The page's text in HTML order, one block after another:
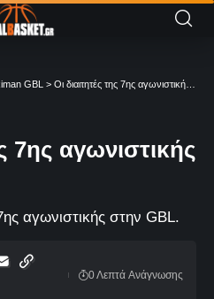
GBL > Οι διαιτητές της 7ης αγωνιστικής της GBL
7ης αγωνιστικής
αγωνιστικής στην GBL.
0 Λεπτά Aνάγνωσης